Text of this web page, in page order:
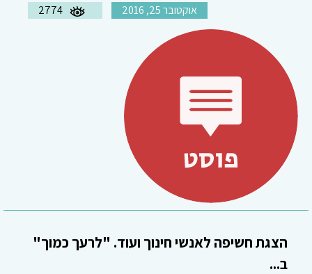
אוקטובר 25, 2016 2774
הצגת חשיפה לאנשי חינוך ועוד. "לרעך כמוך"
ב...